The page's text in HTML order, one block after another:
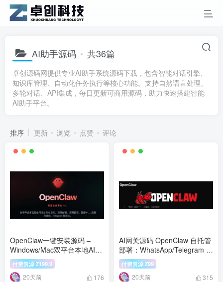
AI助手源码 共36篇
卓创源码网提供专业AI助手系统源码下载，包含智能对话引擎、
知识库管理、自动化任务执行等核心功能。支持自然语言处理、
多轮对话、API集成，每日更新可商用源码，助力快速搭建智能
AI助手平台。
排序 更新 浏览 点赞 评论
OpenClaw一键安装源码 –
Windows/Mac双平台本地AI助
手部署
付费资源 Z199.9
20天前 176
AI网关源码 OpenClaw 自托管
部署：WhatsApp/Telegram 多
渠道智能助手
付费资源 Z99
20天前 315